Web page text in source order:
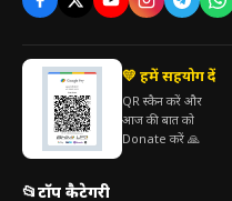
💛 हमें सहयोग दें
QR स्कैन करें और
आज की बात को
Donate करें 🙏
📂टॉप कैटेगरी